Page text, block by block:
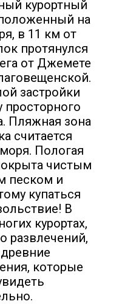
курортный
на
в 11 км от
протянулся
от Джемете
застройки
просторного
Пляжная зона
считается
Пологая
чистым
песком и
купаться
В
курортах,
развлечений,
которые